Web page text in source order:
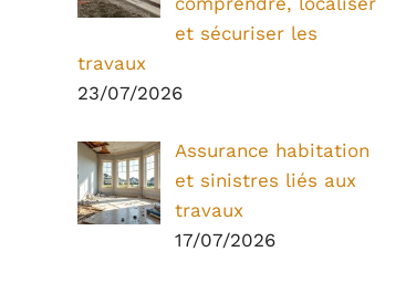
et sécuriser les
travaux
23/07/2026
Assurance habitation
et sinistres liés aux
travaux
17/07/2026